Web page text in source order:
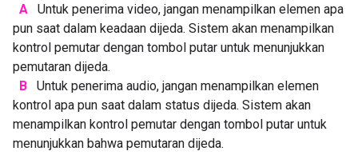
A
Untuk penerima video, jangan menampilkan elemen apa
pun saat dalam keadaan dijeda. Sistem akan menampilkan
kontrol pemutar dengan tombol putar untuk menunjukkan
pemutaran dijeda.
B
Untuk penerima audio, jangan menampilkan elemen
kontrol apa pun saat dalam status dijeda. Sistem akan
menampilkan kontrol pemutar dengan tombol putar untuk
menunjukkan bahwa pemutaran dijeda.